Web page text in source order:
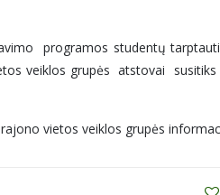
programos studentų
veiklos grupės atstovai susitiks
vietos veiklos grupės